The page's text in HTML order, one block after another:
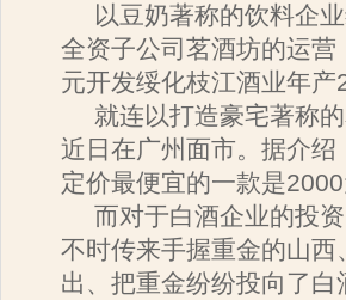
以豆奶著称的饮料企
全资子公司茗酒坊的运
元开发绥化枝江酒业年
就连以打造豪宅著称
近日在广州面市。据介
定价最便宜的一款是
而对于白酒企业的投
不时传来手握重金的山
出、把重金纷纷投向了白